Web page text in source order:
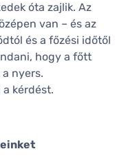
óta zajlik. Az
van – és az
és a főzési időtől
hogy a főtt
nyers.
kérdést.